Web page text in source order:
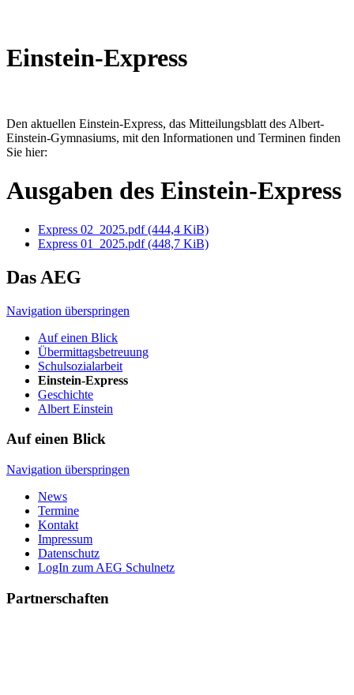
Einstein-Express
Den aktuellen Einstein-Express, das Mitteilungsblatt des Albert-
Einstein-Gymnasiums, mit den Informationen und Terminen finden
Sie hier:
Ausgaben des Einstein-Express
Express 02_2025.pdf(444,4 KiB)
Express 01_2025.pdf(448,7 KiB)
Das AEG
Navigation überspringen
Auf einen Blick
Übermittagsbetreuung
Schulsozialarbeit
Einstein-Express
Geschichte
Albert Einstein
Auf einen Blick
Navigation überspringen
News
Termine
Kontakt
Impressum
Datenschutz
LogIn zum AEG Schulnetz
Partnerschaften